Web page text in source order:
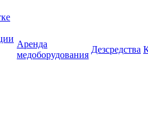
Аренда
медоборудования
Дезсредства